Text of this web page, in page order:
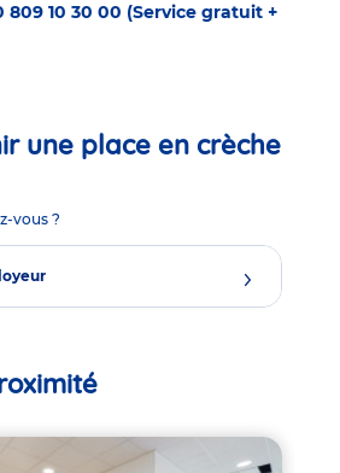
809 10 30 00 (Service gratuit +
une place en crèche
vous ?